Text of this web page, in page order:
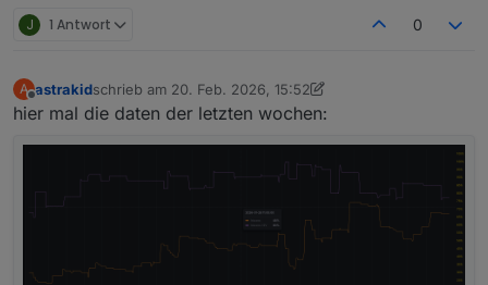
J 1 Antwort 0
A astrakidschrieb am 20. Feb. 2026, 15:52
zuletzt editiert von astrakid
hier mal die daten der letzten wochen: